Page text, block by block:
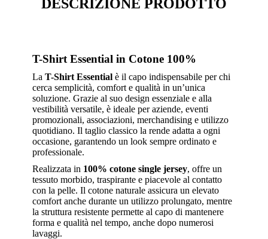
DESCRIZIONE PRODOTTO
T-Shirt Essential in Cotone 100%
La T-Shirt Essential è il capo indispensabile per chi
cerca semplicità, comfort e qualità in un’unica
soluzione. Grazie al suo design essenziale e alla
vestibilità versatile, è ideale per aziende, eventi
promozionali, associazioni, merchandising e utilizzo
quotidiano. Il taglio classico la rende adatta a ogni
occasione, garantendo un look sempre ordinato e
professionale.
Realizzata in 100% cotone single jersey, offre un
tessuto morbido, traspirante e piacevole al contatto
con la pelle. Il cotone naturale assicura un elevato
comfort anche durante un utilizzo prolungato, mentre
la struttura resistente permette al capo di mantenere
forma e qualità nel tempo, anche dopo numerosi
lavaggi.